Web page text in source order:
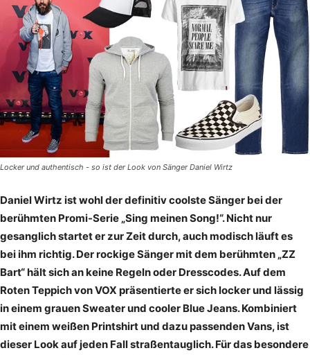
Locker und authentisch - so ist der Look von Sänger Daniel Wirtz
Daniel Wirtz ist wohl der definitiv coolste Sänger bei der
berühmten Promi-Serie „Sing meinen Song!“. Nicht nur
gesanglich startet er zur Zeit durch, auch modisch läuft es
bei ihm richtig. Der rockige Sänger mit dem berühmten „ZZ
Bart“ hält sich an keine Regeln oder Dresscodes. Auf dem
Roten Teppich von VOX präsentierte er sich locker und lässig
in einem grauen Sweater und cooler Blue Jeans. Kombiniert
mit einem weißen Printshirt und dazu passenden Vans, ist
dieser Look auf jeden Fall straßentauglich. Für das besondere